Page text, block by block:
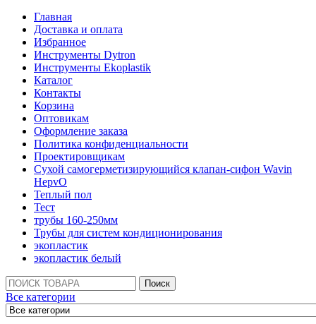
Главная
Доставка и оплата
Избранное
Инструменты Dytron
Инструменты Ekoplastik
Каталог
Контакты
Корзина
Оптовикам
Оформление заказа
Политика конфиденциальности
Проектировщикам
Сухой самогерметизирующийся клапан-сифон Wavin
HepvO
Теплый пол
Тест
трубы 160-250мм
Трубы для систем кондиционирования
экопластик
экопластик белый
Поиск:
Поиск
Все категории